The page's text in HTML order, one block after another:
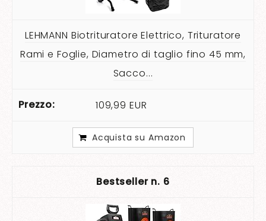
LEHMANN Biotrituratore Elettrico, Trituratore
Rami e Foglie, Diametro di taglio fino 45 mm,
Sacco...
109,99 EUR
Acquista su Amazon
6